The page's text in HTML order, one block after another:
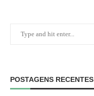
POSTAGENS RECENTES